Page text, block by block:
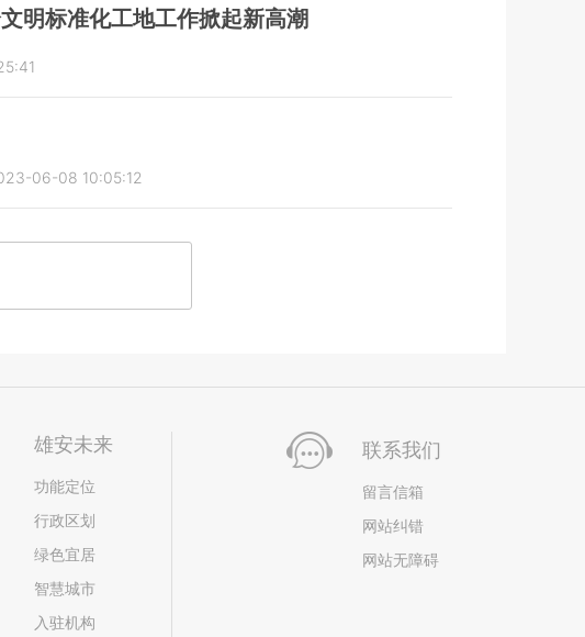
明标准化工地工作掀起新高潮
06-08 10:05:12
雄安未来
功能定位
行政区划
绿色宜居
智慧城市
入驻机构
联系我们
留言信箱
网站纠错
网站无障碍